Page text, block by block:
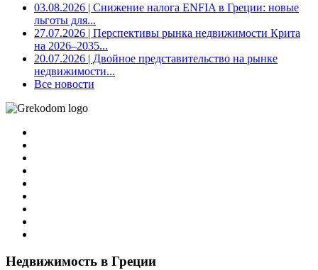
03.08.2026 | Снижение налога ENFIA в Греции: новые
льготы для...
27.07.2026 | Перспективы рынка недвижимости Крита
на 2026–2035...
20.07.2026 | Двойное представительство на рынке
недвижимости...
Все новости
Недвижимость в Греции